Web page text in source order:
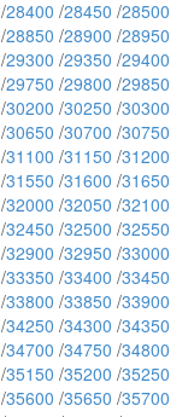
/28400 /28450 /28500
/28850 /28900 /28950
/29300 /29350 /29400
/29750 /29800 /29850
/30200 /30250 /30300
/30650 /30700 /30750
/31100 /31150 /31200
/31550 /31600 /31650
/32000 /32050 /32100
/32450 /32500 /32550
/32900 /32950 /33000
/33350 /33400 /33450
/33800 /33850 /33900
/34250 /34300 /34350
/34700 /34750 /34800
/35150 /35200 /35250
/35600 /35650 /35700